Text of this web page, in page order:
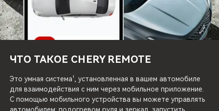
CHERY CONNECT
НАШИ МЕРОПРИЯТИЯ
ВИДЕООБЗОРЫ
ЧТО ТАКОЕ CHERY REMOTE
Это умная система¹, установленная в вашем автомобиле
для взаимодействия с ним через мобильное приложение.
С помощью мобильного устройства вы можете управлять
автомобилем: подогревом руля и зеркал, запустить